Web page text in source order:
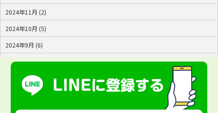
2024年11月 (2)
2024年10月 (5)
2024年9月 (6)
2024年8月 (4)
2024年7月 (2)